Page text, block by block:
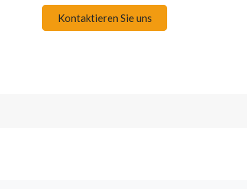
Kontaktieren Sie uns